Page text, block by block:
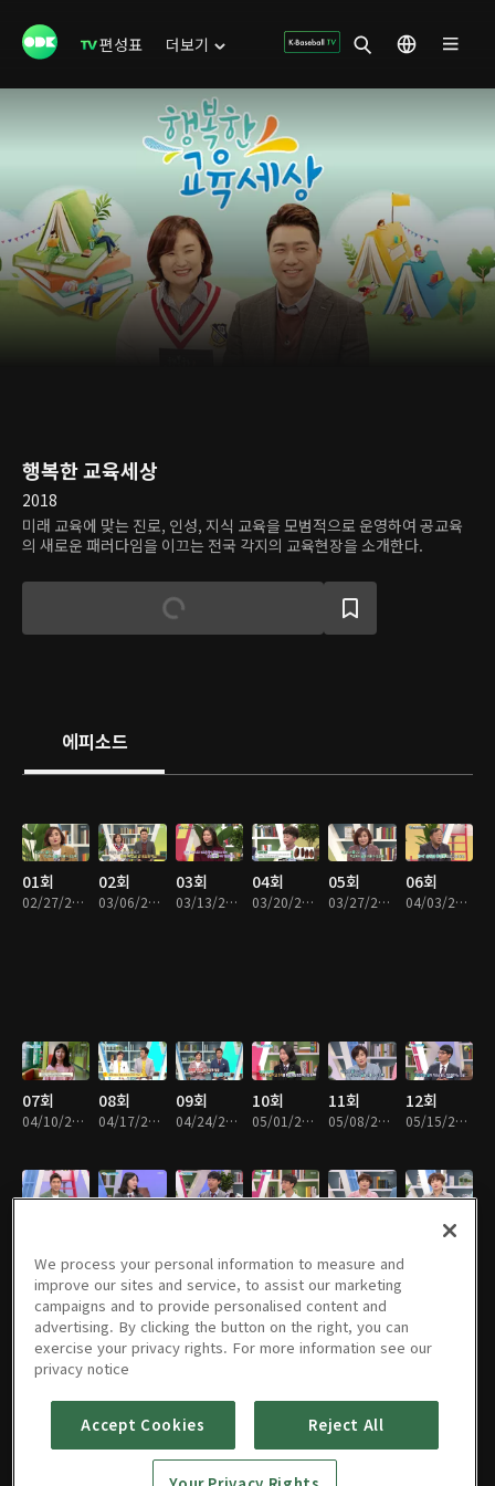
편성표 더보기
행복한 교육세상
2018
미래 교육에 맞는 진로, 인성, 지식 교육을 모범적으로 운영하여 공교육
의 새로운 패러다임을 이끄는 전국 각지의 교육현장을 소개한다.
에피소드
01회
02/27/2018 • 45분
02회
03/06/2018 • 46분
03회
03/13/2018 • 46분
04회
03/20/2018 • 46분
05회
03/27/2018 • 46분
06회
04/03/2018 • 46분
07회
04/10/2018 • 46분
08회
04/17/2018 • 46분
09회
04/24/2018 • 46분
10회
05/01/2018 • 46분
11회
05/08/2018 • 46분
12회
05/15/2018 • 47분
19회
07/03/2018 • 47분
20회 21회 22회 23회 24회
We process your personal information to measure and
improve our sites and service, to assist our marketing
campaigns and to provide personalised content and
advertising. By clicking the button on the right, you can
exercise your privacy rights. For more information see our
privacy notice
Accept Cookies Reject All